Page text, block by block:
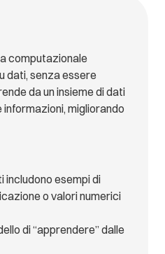
computazionale
dati, senza essere
da un insieme di dati
migliorando
includono esempi di
o valori numerici
di “apprendere” dalle